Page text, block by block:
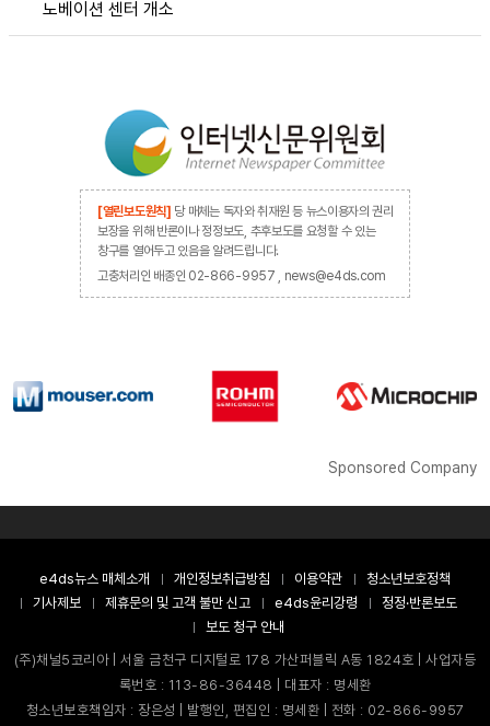
노베이션 센터 개소
[열린보도원칙] 당 매체는 독자와 취재원 등 뉴스이용자의 권리
보장을 위해 반론이나 정정보도, 추후보도를 요청할 수 있는
창구를 열어두고 있음을 알려드립니다.
고충처리인 배종인 02-866-9957 , news@e4ds.com
Sponsored Company
e4ds뉴스 매체소개 개인정보취급방침 이용약관
청소년보호정책
기사제보
제휴문의 및 고객 불만 신고 e4ds윤리강령
정정·반론보도
보도 청구 안내
(주)채널5코리아 | 서울 금천구 디지털로 178 가산퍼블릭 A동 1824호 | 사업자등
록번호 : 113-86-36448 | 대표자 : 명세환
청소년보호책임자 : 장은성 | 발행인, 편집인 : 명세환 | 전화 : 02-866-9957